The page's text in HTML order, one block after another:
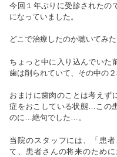
今回１年ぶりに受診されたの
になっていました。
どこで治療したのか聴いてみ
ちょっと中に入り込んでいた
歯は削られていて、その中の
おまけに歯肉のことは考えず
症をおこしている状態…この
のに…絶句でした…。
当院のスタッフには、「患
て、患者さんの将来のため